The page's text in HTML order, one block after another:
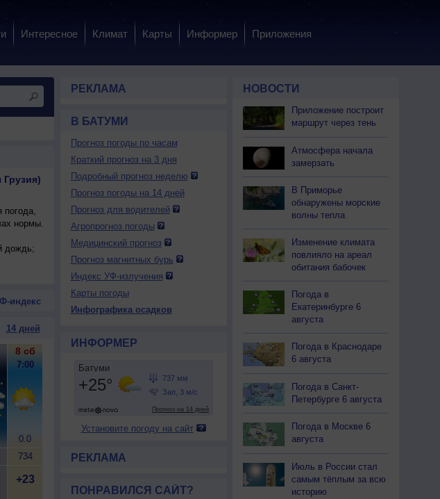
Интересное Климат Карты Информер Приложения
погода,
нормы.
дождь;
индекс
14 дней
8 сб
7:00
0.0
734
+23
РЕКЛАМА
В БАТУМИ
Прогноз погоды по часам
Краткий прогноз на 3 дня
Подробный прогноз неделю
Прогноз погоды на 14 дней
Прогноз для водителей
Агропрогноз погоды
Медицинский прогноз
Прогноз магнитных бурь
Индекс УФ-излучения
Карты погоды
Инфографика осадков
ИНФОРМЕР
Установите погоду на сайт
РЕКЛАМА
ПОНРАВИЛСЯ САЙТ?
НОВОСТИ
Приложение построит
маршрут через тень
Атмосфера начала
замерзать
В Приморье
обнаружены морские
волны тепла
Изменение климата
повлияло на ареал
обитания бабочек
Погода в
Екатеринбурге 6
августа
Погода в Краснодаре
6 августа
Погода в Санкт-
Петербурге 6 августа
Погода в Москве 6
августа
Июль в России стал
самым тёплым за всю
историю